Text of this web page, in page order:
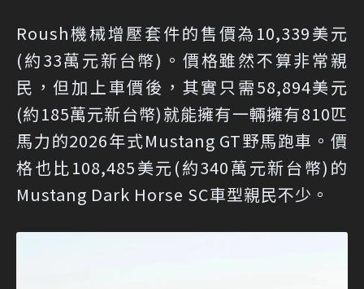
Roush機械增壓套件的售價為10,339美元
(約33萬元新台幣)。價格雖然不算非常親
民，但加上車價後，其實只需58,894美元
(約185萬元新台幣)就能擁有一輛擁有810匹
馬力的2026年式Mustang GT野馬跑車。價
格也比108,485美元(約340萬元新台幣)的
Mustang Dark Horse SC車型親民不少。